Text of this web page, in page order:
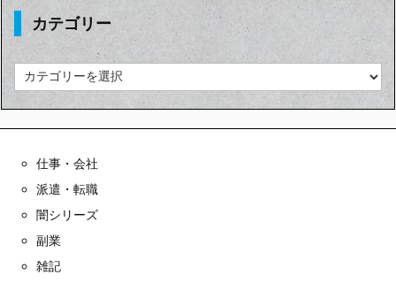
カテゴリー
テ
仕事・会社
派遣・転職
闇シリーズ
副業
雑記